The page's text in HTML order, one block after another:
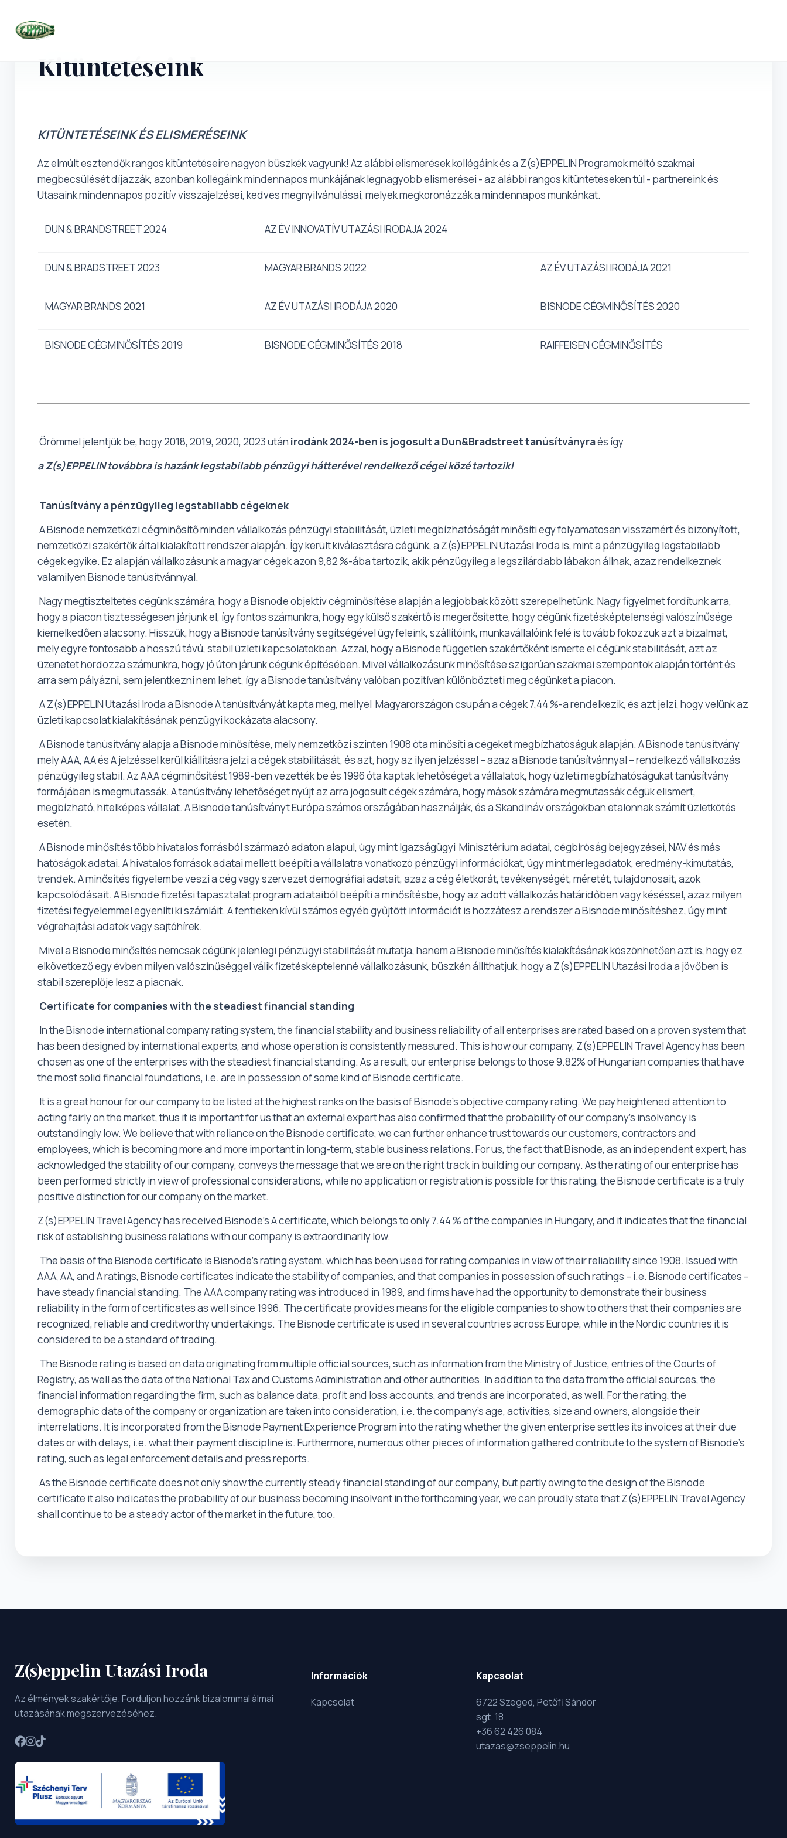
Kitüntetéseink
KITÜNTETÉSEINK ÉS ELISMERÉSEINK
Az elmúlt esztendők rangos kitüntetéseire nagyon büszkék vagyunk! Az alábbi elismerések kollégáink és a Z(s)EPPELIN Programok méltó szakmai
megbecsülését díjazzák, azonban kollégáink mindennapos munkájának legnagyobb elismerései - az alábbi rangos kitüntetéseken túl - partnereink és
Utasaink mindennapos pozitív visszajelzései, kedves megnyilvánulásai, melyek megkoronázzák a mindennapos munkánkat.
DUN & BRANDSTREET 2024 AZ ÉV INNOVATÍV UTAZÁSI IRODÁJA 2024
DUN & BRADSTREET 2023 MAGYAR BRANDS 2022 AZ ÉV UTAZÁSI IRODÁJA 2021
MAGYAR BRANDS 2021 AZ ÉV UTAZÁSI IRODÁJA 2020 BISNODE CÉGMINŐSÍTÉS 2020
BISNODE CÉGMINŐSÍTÉS 2019 BISNODE CÉGMINŐSÍTÉS 2018 RAIFFEISEN CÉGMINŐSÍTÉS
Örömmel jelentjük be, hogy 2018, 2019, 2020, 2023 után irodánk 2024-ben is jogosult a Dun&Bradstreet tanúsítványraés így
a Z(s)EPPELIN továbbra is hazánk legstabilabb pénzügyi hátterével rendelkező cégei közé tartozik!
Tanúsítvány a pénzügyileg legstabilabb cégeknek
A Bisnode nemzetközi cégminősítő minden vállalkozás pénzügyi stabilitását, üzleti megbízhatóságát minősíti egy folyamatosan visszamért és bizonyított,
nemzetközi szakértők által kialakított rendszer alapján. Így került kiválasztásra cégünk, a Z(s)EPPELIN Utazási Iroda is, mint a pénzügyileg legstabilabb
cégek egyike. Ez alapján vállalkozásunk a magyar cégek azon 9,82 %-ába tartozik, akik pénzügyileg a legszilárdabb lábakon állnak, azaz rendelkeznek
valamilyen Bisnode tanúsítvánnyal.
Nagy megtiszteltetés cégünk számára, hogy a Bisnode objektív cégminősítése alapján a legjobbak között szerepelhetünk. Nagy figyelmet fordítunk arra,
hogy a piacon tisztességesen járjunk el, így fontos számunkra, hogy egy külső szakértő is megerősítette, hogy cégünk fizetésképtelenségi valószínűsége
kiemelkedően alacsony. Hisszük, hogy a Bisnode tanúsítvány segítségével ügyfeleink, szállítóink, munkavállalóink felé is tovább fokozzuk azt a bizalmat,
mely egyre fontosabb a hosszú távú, stabil üzleti kapcsolatokban. Azzal, hogy a Bisnode független szakértőként ismerte el cégünk stabilitását, azt az
üzenetet hordozza számunkra, hogy jó úton járunk cégünk építésében. Mivel vállalkozásunk minősítése szigorúan szakmai szempontok alapján történt és
arra sem pályázni, sem jelentkezni nem lehet, így a Bisnode tanúsítvány valóban pozitívan különbözteti meg cégünket a piacon.
A Z(s)EPPELIN Utazási Iroda a Bisnode A tanúsítványát kapta meg, mellyel Magyarországon csupán a cégek 7,44 %-a rendelkezik, és azt jelzi, hogy velünk az
üzleti kapcsolat kialakításának pénzügyi kockázata alacsony.
A Bisnode tanúsítvány alapja a Bisnode minősítése, mely nemzetközi szinten 1908 óta minősíti a cégeket megbízhatóságuk alapján. A Bisnode tanúsítvány
mely AAA, AA és A jelzéssel kerül kiállításra jelzi a cégek stabilitását, és azt, hogy az ilyen jelzéssel – azaz a Bisnode tanúsítvánnyal – rendelkező vállalkozás
pénzügyileg stabil. Az AAA cégminősítést 1989-ben vezették be és 1996 óta kaptak lehetőséget a vállalatok, hogy üzleti megbízhatóságukat tanúsítvány
formájában is megmutassák. A tanúsítvány lehetőséget nyújt az arra jogosult cégek számára, hogy mások számára megmutassák cégük elismert,
megbízható, hitelképes vállalat. A Bisnode tanúsítványt Európa számos országában használják, és a Skandináv országokban etalonnak számít üzletkötés
esetén.
A Bisnode minősítés több hivatalos forrásból származó adaton alapul, úgy mint Igazságügyi Minisztérium adatai, cégbíróság bejegyzései, NAV és más
hatóságok adatai. A hivatalos források adatai mellett beépíti a vállalatra vonatkozó pénzügyi információkat, úgy mint mérlegadatok, eredmény-kimutatás,
trendek. A minősítés figyelembe veszi a cég vagy szervezet demográfiai adatait, azaz a cég életkorát, tevékenységét, méretét, tulajdonosait, azok
kapcsolódásait. A Bisnode fizetési tapasztalat program adataiból beépíti a minősítésbe, hogy az adott vállalkozás határidőben vagy késéssel, azaz milyen
fizetési fegyelemmel egyenlíti ki számláit. A fentieken kívül számos egyéb gyűjtött információt is hozzátesz a rendszer a Bisnode minősítéshez, úgy mint
végrehajtási adatok vagy sajtóhírek.
Mivel a Bisnode minősítés nemcsak cégünk jelenlegi pénzügyi stabilitását mutatja, hanem a Bisnode minősítés kialakításának köszönhetően azt is, hogy ez
elkövetkező egy évben milyen valószínűséggel válik fizetésképtelenné vállalkozásunk, büszkén állíthatjuk, hogy a Z(s)EPPELIN Utazási Iroda a jövőben is
stabil szereplője lesz a piacnak.
Certificate for companies with the steadiest financial standing
In the Bisnode international company rating system, the financial stability and business reliability of all enterprises are rated based on a proven system that
has been designed by international experts, and whose operation is consistently measured. This is how our company, Z(s)EPPELIN Travel Agency has been
chosen as one of the enterprises with the steadiest financial standing. As a result, our enterprise belongs to those 9.82% of Hungarian companies that have
the most solid financial foundations, i.e. are in possession of some kind of Bisnode certificate.
It is a great honour for our company to be listed at the highest ranks on the basis of Bisnode's objective company rating. We pay heightened attention to
acting fairly on the market, thus it is important for us that an external expert has also confirmed that the probability of our company's insolvency is
outstandingly low. We believe that with reliance on the Bisnode certificate, we can further enhance trust towards our customers, contractors and
employees, which is becoming more and more important in long-term, stable business relations. For us, the fact that Bisnode, as an independent expert, has
acknowledged the stability of our company, conveys the message that we are on the right track in building our company. As the rating of our enterprise has
been performed strictly in view of professional considerations, while no application or registration is possible for this rating, the Bisnode certificate is a truly
positive distinction for our company on the market.
Z(s)EPPELIN Travel Agency has received Bisnode's A certificate, which belongs to only 7.44 % of the companies in Hungary, and it indicates that the financial
risk of establishing business relations with our company is extraordinarily low.
The basis of the Bisnode certificate is Bisnode's rating system, which has been used for rating companies in view of their reliability since 1908. Issued with
AAA, AA, and A ratings, Bisnode certificates indicate the stability of companies, and that companies in possession of such ratings – i.e. Bisnode certificates –
have steady financial standing. The AAA company rating was introduced in 1989, and firms have had the opportunity to demonstrate their business
reliability in the form of certificates as well since 1996. The certificate provides means for the eligible companies to show to others that their companies are
recognized, reliable and creditworthy undertakings. The Bisnode certificate is used in several countries across Europe, while in the Nordic countries it is
considered to be a standard of trading.
The Bisnode rating is based on data originating from multiple official sources, such as information from the Ministry of Justice, entries of the Courts of
Registry, as well as the data of the National Tax and Customs Administration and other authorities. In addition to the data from the official sources, the
financial information regarding the firm, such as balance data, profit and loss accounts, and trends are incorporated, as well. For the rating, the
demographic data of the company or organization are taken into consideration, i.e. the company's age, activities, size and owners, alongside their
interrelations. It is incorporated from the Bisnode Payment Experience Program into the rating whether the given enterprise settles its invoices at their due
dates or with delays, i.e. what their payment discipline is. Furthermore, numerous other pieces of information gathered contribute to the system of Bisnode's
rating, such as legal enforcement details and press reports.
As the Bisnode certificate does not only show the currently steady financial standing of our company, but partly owing to the design of the Bisnode
certificate it also indicates the probability of our business becoming insolvent in the forthcoming year, we can proudly state that Z(s)EPPELIN Travel Agency
shall continue to be a steady actor of the market in the future, too.
Z(s)eppelin Utazási Iroda
Az élmények szakértője. Forduljon hozzánk bizalommal álmai
utazásának megszervezéséhez.
Információk
Kapcsolat
Kapcsolat
6722 Szeged, Petőfi Sándor
sgt. 18.
+36 62 426 084
utazas@zseppelin.hu